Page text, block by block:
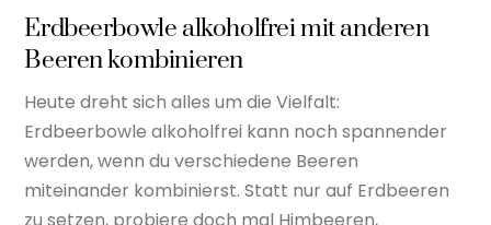
Erdbeerbowle alkoholfrei mit anderen
Beeren kombinieren
Heute dreht sich alles um die Vielfalt:
Erdbeerbowle alkoholfrei kann noch spannender
werden, wenn du verschiedene Beeren
miteinander kombinierst. Statt nur auf Erdbeeren